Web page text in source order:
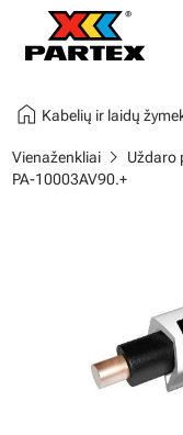
home Kabelių ir laidų
Vienaženkliaichevron_right Uždaro
PA-10003AV90.+